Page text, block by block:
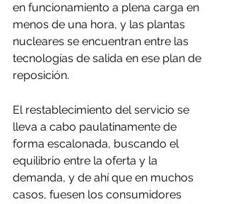
en funcionamiento a plena carga en
menos de una hora, y las plantas
nucleares se encuentran entre las
tecnologías de salida en ese plan de
reposición.
El restablecimiento del servicio se
lleva a cabo paulatinamente de
forma escalonada, buscando el
equilibrio entre la oferta y la
demanda, y de ahí que en muchos
casos, fuesen los consumidores